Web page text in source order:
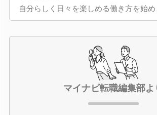
自分らしく日々を楽しめる働き方を始め
マイナビ転職編集部よ